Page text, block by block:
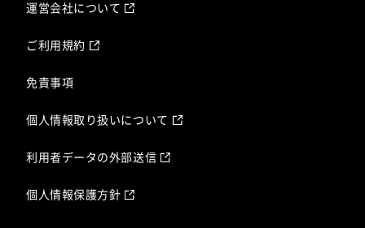
運営会社について
ご利用規約
免責事項
個人情報取り扱いについて
利用者データの外部送信
個人情報保護方針